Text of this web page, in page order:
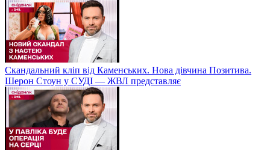
Скандальний кліп від Каменських. Нова дівчина Позитива.
Шерон Стоун у СУДІ — ЖВЛ представляє